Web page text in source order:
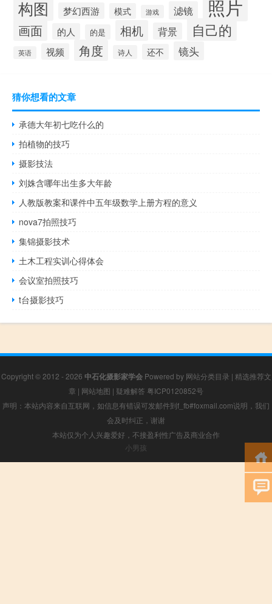
构图 梦幻西游 模式 游戏 滤镜 照片
画面 的人 的是 相机 背景 自己的
英语 视频 角度 诗人 还不 镜头
猜你想看的文章
承德大年初七吃什么的
拍植物的技巧
摄影技法
刘姝含哪年出生多大年龄
人教版教案和课件中五年级数学上册方程的意义
nova7拍照技巧
集锦摄影技术
土木工程实训心得体会
会议室拍照技巧
t台摄影技巧
Copyright © 2012 - 2026 中石化摄影家学会Powered by 网站分类目录 | 精选推荐文
章 | 网站地图 | 疑难解答 粤ICP0120852号
声明：本站内容来自互联网，如信息有错误可发邮件到f_fb#foxmail.com说明，我们
会及时纠正，谢谢
本站仅为个人兴趣爱好，不接盈利性广告及商业合作
小男孩